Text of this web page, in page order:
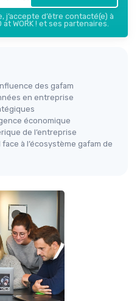
d’être contacté(e) à
WORK ! et ses partenaires.
des gafam
en entreprise
économique
de l’entreprise
à l’écosystème gafam de